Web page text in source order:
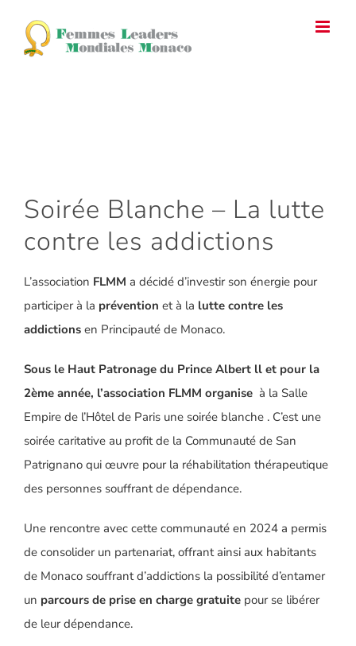
contenu
Soirée Blanche – La lutte
contre les addictions
L’association FLMM a décidé d’investir son énergie pour
participer à la prévention et à la lutte contre les
addictions en Principauté de Monaco.
Sous le Haut Patronage du Prince Albert ll et pour la
2ème année, l’association FLMM organise à la Salle
Empire de l’Hôtel de Paris une soirée blanche . C’est une
soirée caritative au profit de la Communauté de San
Patrignano qui œuvre pour la réhabilitation thérapeutique
des personnes souffrant de dépendance.
Une rencontre avec cette communauté en 2024 a permis
de consolider un partenariat, offrant ainsi aux habitants
de Monaco souffrant d’addictions la possibilité d’entamer
un parcours de prise en charge gratuite pour se libérer
de leur dépendance.